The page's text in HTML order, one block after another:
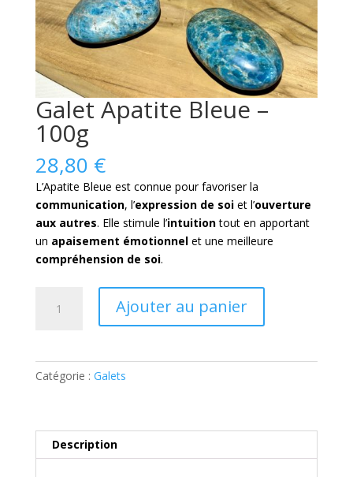
Galet Apatite Bleue –
100g
28,80 €
L’Apatite Bleue est connue pour favoriser la
communication, l’expression de soiet l’ouverture
aux autres. Elle stimule l’intuitiontout en apportant
un apaisement émotionnelet une meilleure
compréhension de soi.
Ajouter au panier
Catégorie : Galets
Description